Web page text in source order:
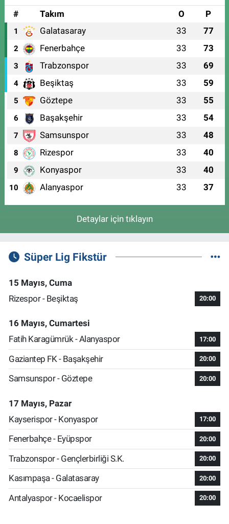
#
Takım O P
1 Galatasaray 33 77
2 Fenerbahçe 33 73
3 Trabzonspor 33 69
4 Beşiktaş 33 59
5 Göztepe 33 55
6 Başakşehir 33 54
7 Samsunspor 33 48
8 Rizespor 33 40
9 Konyaspor 33 40
10 Alanyaspor 33 37
Detaylar için tıklayın
Süper Lig Fikstür
15 Mayıs, Cuma
Rizespor - Beşiktaş
20:00
16 Mayıs, Cumartesi
Fatih Karagümrük - Alanyaspor
17:00
Gaziantep FK - Başakşehir 20:00
Samsunspor - Göztepe 20:00
17 Mayıs, Pazar
Kayserispor - Konyaspor
17:00
Fenerbahçe - Eyüpspor 20:00
Trabzonspor - Gençlerbirliği S.K. 20:00
Kasımpaşa - Galatasaray 20:00
Antalyaspor - Kocaelispor 20:00